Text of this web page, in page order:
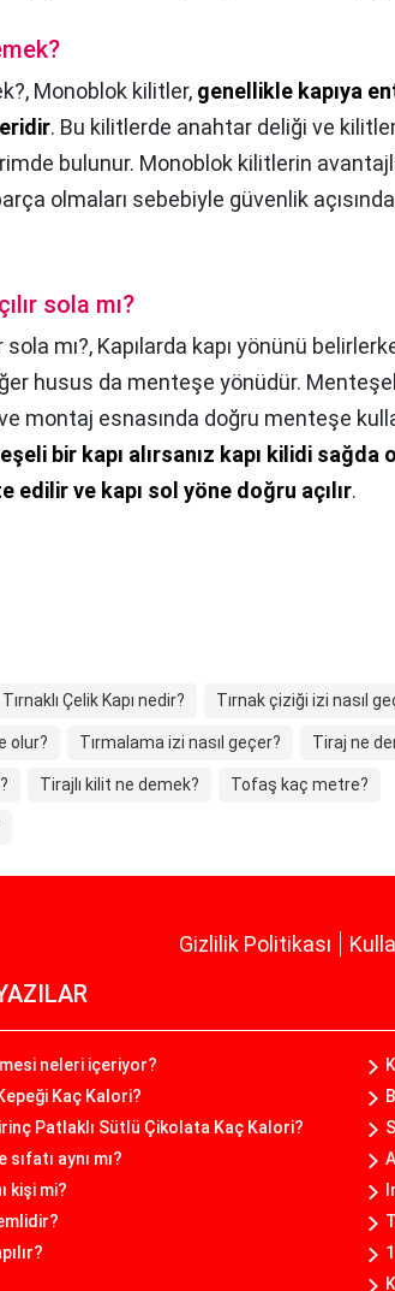
Monoblok kilitler, genellikle kapıya
. Bu kilitlerde anahtar deliği ve
bulunur. Monoblok kilitlerin
olmaları sebebiyle güvenlik
sola mı?
sola mı?, Kapılarda kapı yönünü
husus da menteşe yönüdür.
montaj esnasında doğru menteşe
bir kapı alırsanız kapı kilidi sağda
edilir ve kapı sol yöne doğru açılır.
Tırnaklı Çelik Kapı nedir? Tırnak çiziği izi nasıl
olur? Tırmalama izi nasıl geçer? Tiraj ne
Tirajlı kilit ne demek? Tofaş kaç metre?
Gizlilik Politikası
neleri içeriyor?
Kaç Kalori?
Patlaklı Sütlü Çikolata Kaç Kalori?
aynı mı?
kişi mi?